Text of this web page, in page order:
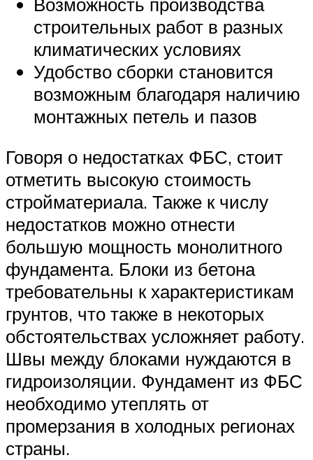
строительных работ в разных
климатических условиях
Удобство сборки становится
возможным благодаря наличию
монтажных петель и пазов
Говоря о недостатках ФБС, стоит
отметить высокую стоимость
стройматериала. Также к числу
недостатков можно отнести
большую мощность монолитного
фундамента. Блоки из бетона
требовательны к характеристикам
грунтов, что также в некоторых
обстоятельствах усложняет работу.
Швы между блоками нуждаются в
гидроизоляции. Фундамент из ФБС
необходимо утеплять от
промерзания в холодных регионах
страны.